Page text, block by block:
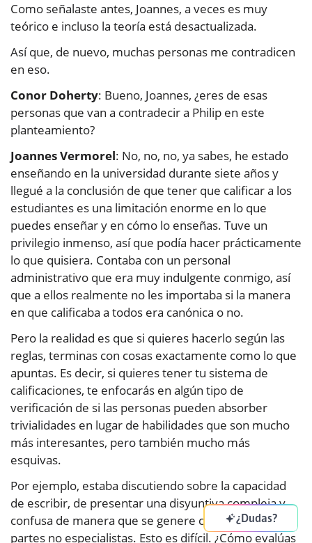
Como señalaste antes, Joannes, a veces es muy
teórico e incluso la teoría está desactualizada.
Así que, de nuevo, muchas personas me contradicen
en eso.
Conor Doherty: Bueno, Joannes, ¿eres de esas
personas que van a contradecir a Philip en este
planteamiento?
Joannes Vermorel: No, no, no, ya sabes, he estado
enseñando en la universidad durante siete años y
llegué a la conclusión de que tener que calificar a los
estudiantes es una limitación enorme en lo que
puedes enseñar y en cómo lo enseñas. Tuve un
privilegio inmenso, así que podía hacer prácticamente
lo que quisiera. Contaba con un personal
administrativo que era muy indulgente conmigo, así
que a ellos realmente no les importaba si la manera
en que calificaba a todos era canónica o no.
Pero la realidad es que si quieres hacerlo según las
reglas, terminas con cosas exactamente como lo que
apuntas. Es decir, si quieres tener tu sistema de
calificaciones, te enfocarás en algún tipo de
verificación de si las personas pueden absorber
trivialidades en lugar de habilidades que son mucho
más interesantes, pero también mucho más
esquivas.
Por ejemplo, estaba discutiendo sobre la capacidad
de escribir, de presentar una disyuntiva compleja y
confusa de manera que se genere claridad para las
partes no especialistas. Esto es difícil. ¿Cómo evalúas
¿Dudas?